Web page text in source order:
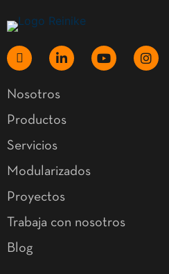
Nosotros
Productos
Servicios
Modularizados
Proyectos
Trabaja con nosotros
Blog